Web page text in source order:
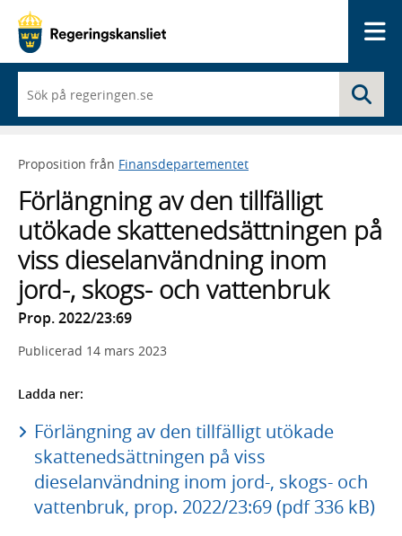
du
börjar
skriva
framträder
lista
med
sökförslag
Proposition från Finansdepartementet
Förlängning av den tillfälligt
utökade skattenedsättningen på
viss dieselanvändning inom
jord-, skogs- och vattenbruk
Prop. 2022/23:69
Publicerad 14 mars 2023
Ladda ner:
Förlängning av den tillfälligt utökade
skattenedsättningen på viss
dieselanvändning inom jord-, skogs- och
vattenbruk, prop. 2022/23:69 (pdf 336 kB)